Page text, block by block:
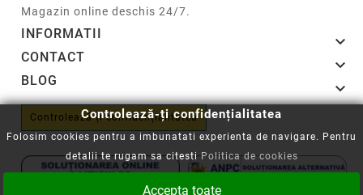
Magazin online deschis 24/7.
INFORMATII 
CONTACT 
BLOG 
Controlează-ți confidențialitatea
Controlează-ți confidențialitatea
Folosim cookies pentru a imbunatati experienta de navigare. Pentru
detalii te rugam sa citestiPolitica de cookies
Accepta toate